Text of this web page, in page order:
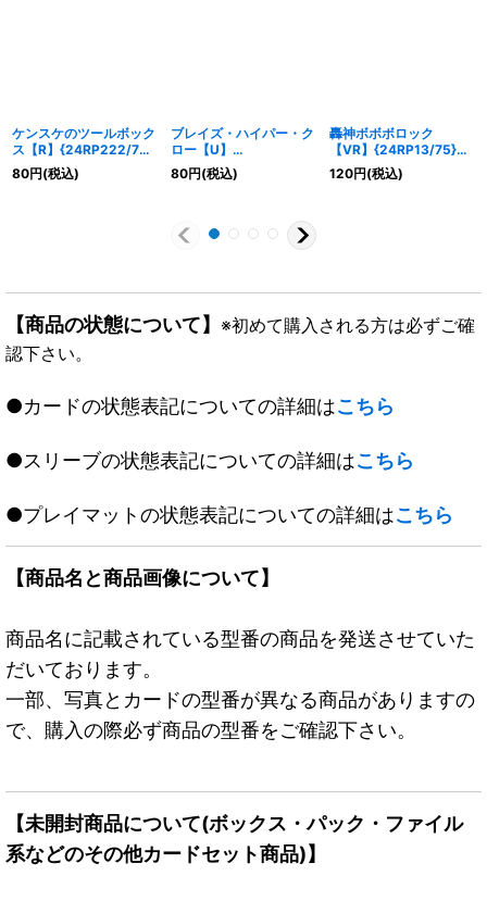
ケンスケのツールボック
ス【R】{24RP222/75}
《火》
80円(税込)
ブレイズ・ハイパー・ク
ロー【U】
{24RP245/75}《火》
80円(税込)
轟神ボボボロック
【VR】{24RP13/75}
《火》
120円(税込)
【商品の状態について】 ※初めて購入される方は必ずご確
認下さい。
●カードの状態表記についての詳細はこちら
●スリーブの状態表記についての詳細はこちら
●プレイマットの状態表記についての詳細はこちら
【商品名と商品画像について】
商品名に記載されている型番の商品を発送させていた
だいております。
一部、写真とカードの型番が異なる商品がありますの
で、購入の際必ず商品の型番をご確認下さい。
【未開封商品について(ボックス・パック・ファイル
系などのその他カードセット商品)】